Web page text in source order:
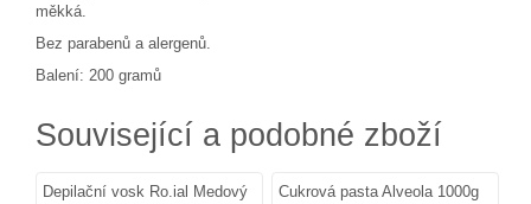
měkká.
Bez parabenů a alergenů.
Balení: 200 gramů
Související a podobné zboží
Depilační vosk Ro.ial Medový Cukrová pasta Alveola 1000g